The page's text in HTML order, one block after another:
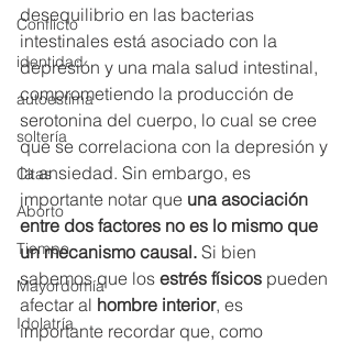
Conflicto
identidad
autoestima
soltería
Citas
Aborto
Tiempo
Mayordomía
Idolatría
desequilibrio en las bacterias
intestinales está asociado con la
depresión y una mala salud intestinal,
comprometiendo la producción de
serotonina del cuerpo, lo cual se cree
que se correlaciona con la depresión y
la ansiedad. Sin embargo, es
importante notar que una asociación
entre dos factores no es lo mismo que
un mecanismo causal. Si bien
sabemos que los estrés físicos pueden
afectar al hombre interior, es
importante recordar que, como